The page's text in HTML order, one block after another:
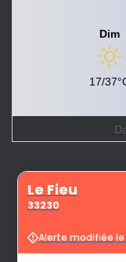
Dim
17/